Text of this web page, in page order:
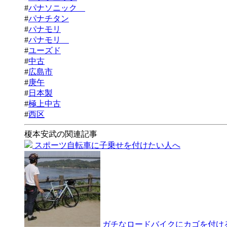
#パナソニック
#パナチタン
#パナモリ
#パナモリ
#ユーズド
#中古
#広島市
#庚午
#日本製
#極上中古
#西区
榎本安武の関連記事
スポーツ自転車に子乗せを付けたい人へ
ガチなロードバイクにカゴを付